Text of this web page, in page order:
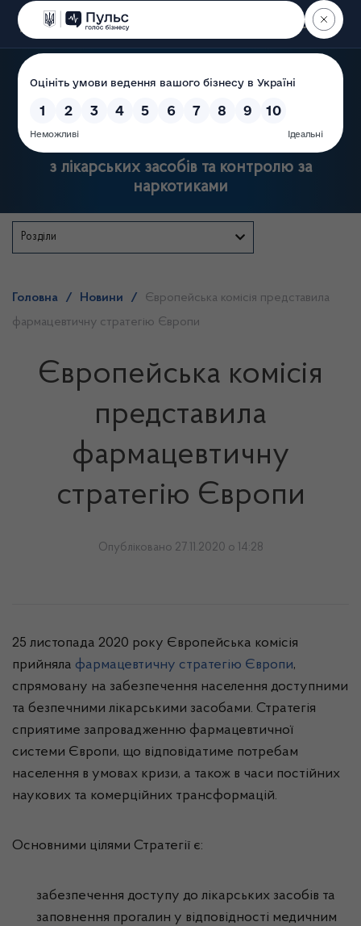
Пошук
Державна служба України
з лікарських засобів та контролю за
наркотиками
Розділи
Головна / Новини /
Європейська комісія представила
фармацевтичну стратегію Європи
Європейська комісія
представила
фармацевтичну
стратегію Європи
Опубліковано 27.11.2020 о 14:28
25 листопада 2020 року Європейська комісія
прийняла фармацевтичну стратегію Європи,
спрямовану на забезпечення населення доступними
та безпечними лікарськими засобами. Стратегія
сприятиме запровадженню фармацевтичної
системи Європи, що відповідатиме потребам
населення в умовах кризи, а також в часи постійних
наукових та комерційних трансформацій.
Основними цілями Стратегії є:
забезпечення доступу до лікарських засобів та
заповнення прогалин у відповідності медичним